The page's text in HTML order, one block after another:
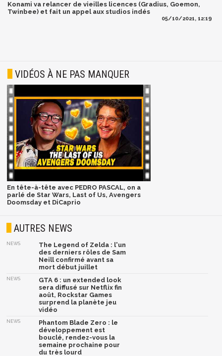
Konami va relancer de vieilles licences (Gradius, Goemon,
Twinbee) et fait un appel aux studios indés
05/10/2021, 12:19
VIDÉOS À NE PAS MANQUER
En tête-à-tête avec PEDRO PASCAL, on a
parlé de Star Wars, Last of Us, Avengers
Doomsday et DiCaprio
AUTRES NEWS
NEWS
The Legend of Zelda : l'un
des derniers rôles de Sam
Neill confirmé avant sa
mort début juillet
NEWS
GTA 6 : un extended look
sera diffusé sur Netflix fin
août, Rockstar Games
surprend la planète jeu
vidéo
NEWS
Phantom Blade Zero : le
développement est
bouclé, rendez-vous la
semaine prochaine pour
du très lourd